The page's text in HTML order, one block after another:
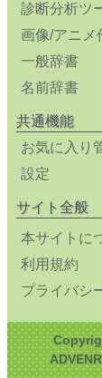
診断分析ツ
画像/アニメ
一般辞書
名前辞書
共通機能
お気に入り
設定
サイト全般
本サイトに
利用規約
プライバシ